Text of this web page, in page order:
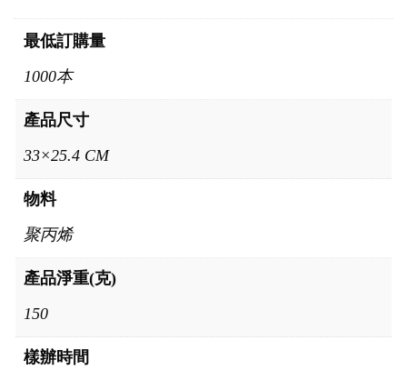
最低訂購量
1000本
產品尺寸
33×25.4 CM
物料
聚丙烯
產品淨重(克)
150
樣辦時間